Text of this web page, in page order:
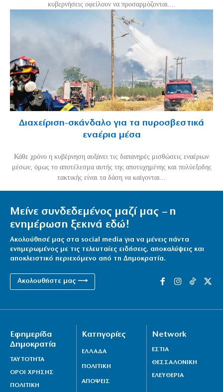
κυβερνήσεις οφείλουν να προσαρμόζονται....
Διαχείριση-σκάνδαλο για τα πυροσβεστικά
εναέρια μέσα
Κάθε χρόνο η κυβέρνηση αυξάνει τις δαπανηρές μισθώσεις εναέριων
μέσων, όμως το αποτέλεσμα αυτής της αποτυχημένης και πολύεξοδης
τακτικής είναι τα δάση να καίγονται...
Μείνε συνδεδεμένος μαζί μας – η
ενημέρωση ξεκινά εδώ!
Ακολούθησέ μας στα social media για να μένεις πάντα
ενημερωμένος με τις τελευταίες ειδήσεις, αποκαλύψεις και
αποκλειστικό περιεχόμενο από τη Δημοκρατία.
Ακολουθήστε μας ⟶
Εφημερίδα
Δημοκρατία
ΤΑΥΤΟΤΗΤΑ
ΟΡΟΙ ΧΡΗΣΗΣ
ΠΟΛΙΤΙΚΗ
Κατηγορίες
ΕΛΛΑΔΑ
ΠΟΛΙΤΙΚΗ
ΑΠΟΨΕΙΣ
Network
ΕΣΤΙΑ
ΘΕΣΣΑΛΟΝΙΚΗ
ΕΛΕΥΘΕΡΙΑ